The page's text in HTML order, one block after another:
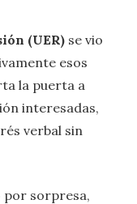
(UER) se vio
esos
la puerta a
interesadas,
verbal sin
por sorpresa,